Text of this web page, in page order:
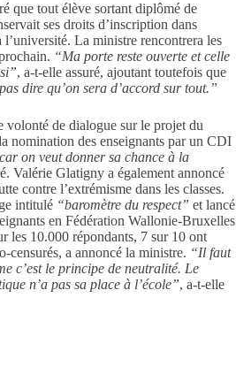
que tout élève sortant diplômé de
ses droits d’inscription dans
l’université. La ministre rencontrera les
“Ma porte reste ouverte et celle
, a-t-elle assuré, ajoutant toutefois que
dire qu’on sera d’accord sur tout.”
de dialogue sur le projet du
nomination des enseignants par un CDI
on veut donner sa chance à la
Valérie Glatigny a également annoncé
contre l’extrémisme dans les classes.
intitulé “baromètre du respect” et lancé
en Fédération Wallonie-Bruxelles
les 10.000 répondants, 7 sur 10 ont
censurés, a annoncé la ministre. “Il faut
c’est le principe de neutralité. Le
n’a pas sa place à l’école”, a-t-elle